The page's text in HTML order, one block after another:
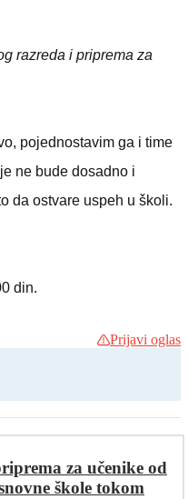
razreda i priprema za
pojednostavim ga i time
ne bude dosadno i
da ostvare uspeh u školi.
din.
Prijavi oglas
za učenike od
škole tokom